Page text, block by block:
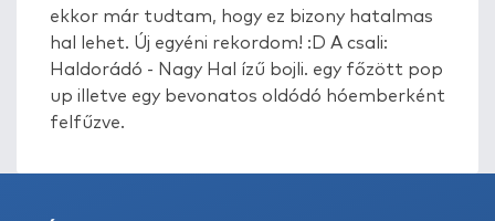
ekkor már tudtam, hogy ez bizony hatalmas
hal lehet. Új egyéni rekordom! :D A csali:
Haldorádó - Nagy Hal ízű bojli. egy főzött pop
up illetve egy bevonatos oldódó hóemberként
felfűzve.